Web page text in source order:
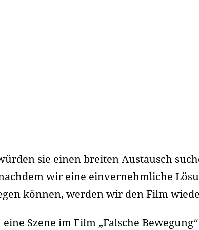
sie einen breiten Austausch
wir eine einvernehmliche
können, werden wir den Film
Szene im Film „Falsche